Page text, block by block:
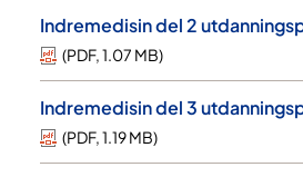
Indremedisin del 2
(PDF,1.07 MB)
Indremedisin del 3
(PDF,1.19 MB)